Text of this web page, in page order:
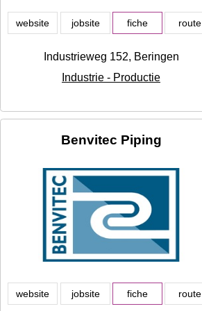
website jobsite fiche route
Industrieweg 152, Beringen
Industrie - Productie
Benvitec Piping
website jobsite fiche route